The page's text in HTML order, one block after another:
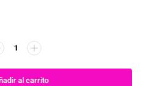
al carrito